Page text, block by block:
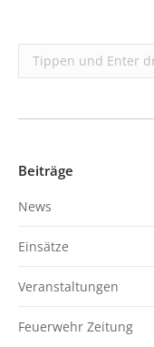
Search:
Beiträge
News
Einsätze
Veranstaltungen
Feuerwehr Zeitung